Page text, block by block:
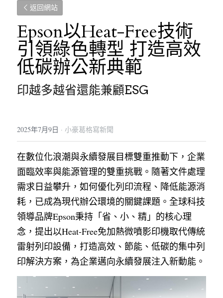
返回網站
Epson以Heat-Free技術
引領綠色轉型 打造高效
低碳辦公新典範
印越多越省還能兼顧ESG
2025年7月9日 · 小豪葛格寫新聞
在數位化浪潮與永續發展目標雙重推動下，企業
面臨效率與能源管理的雙重挑戰。隨著文件處理
需求日益攀升，如何優化列印流程、降低能源消
耗，已成為現代辦公環境的關鍵課題。全球科技
領導品牌Epson秉持「省、小、精」的核心理
念，提出以Heat-Free免加熱微噴影印機取代傳統
雷射列印設備，打造高效、節能、低碳的集中列
印解決方案，為企業邁向永續發展注入新動能。